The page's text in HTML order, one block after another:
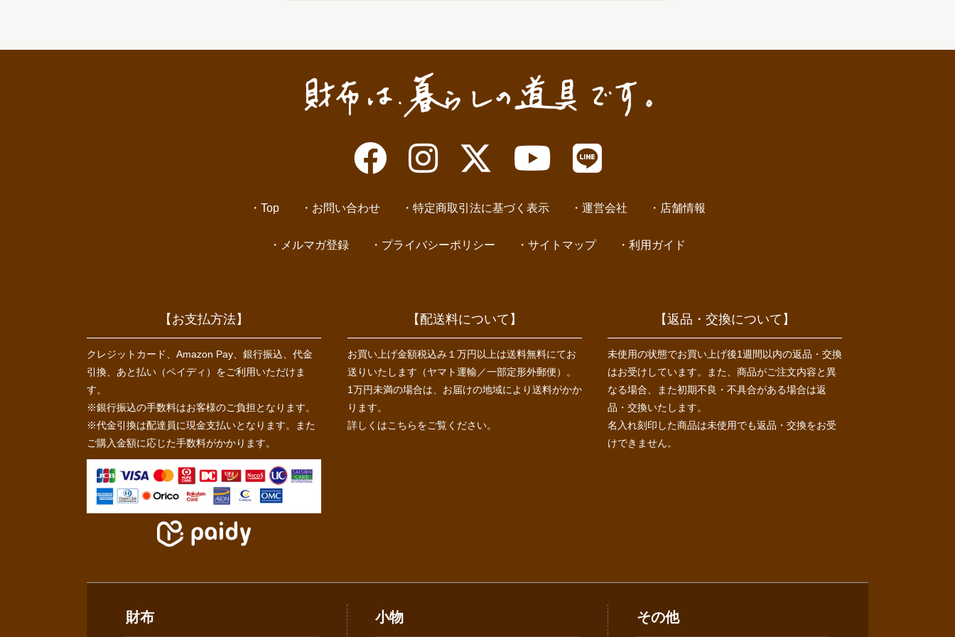
Top お問い合わせ 特定商取引法に基づく表示 運営会社 店舗情報
メルマガ登録 プライバシーポリシー サイトマップ 利用ガイド
【お支払方法】
クレジットカード、Amazon Pay、銀行振込、代金
引換、あと払い（ペイディ）をご利用いただけま
す。
※銀行振込の手数料はお客様のご負担となります。
※代金引換は配達員に現金支払いとなります。また
ご購入金額に応じた手数料がかかります。
【配送料について】
お買い上げ金額税込み１万円以上は送料無料にてお
送りいたします（ヤマト運輸／一部定形外郵便）。
1万円未満の場合は、お届けの地域により送料がかか
ります。
詳しくはこちらをご覧ください。
【返品・交換について】
未使用の状態でお買い上げ後1週間以内の返品・交換
はお受けしています。また、商品がご注文内容と異
なる場合、また初期不良・不具合がある場合は返
品・交換いたします。
名入れ刻印した商品は未使用でも返品・交換をお受
けできません。
財布 小物 その他